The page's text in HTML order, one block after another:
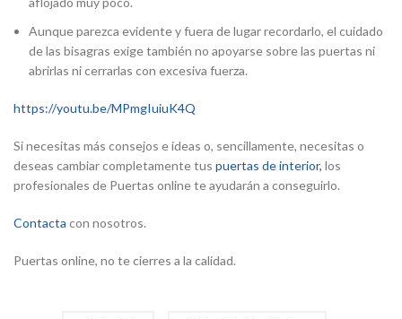
Aunque parezca evidente y fuera de lugar recordarlo, el cuidado
de las bisagras exige también no apoyarse sobre las puertas ni
abrirlas ni cerrarlas con excesiva fuerza.
https://youtu.be/MPmgIuiuK4Q
Si necesitas más consejos e ideas o, sencillamente, necesitas o
deseas cambiar completamente tus puertas de interior, los
profesionales de Puertas online te ayudarán a conseguirlo.
Contacta con nosotros.
Puertas online, no te cierres a la calidad.